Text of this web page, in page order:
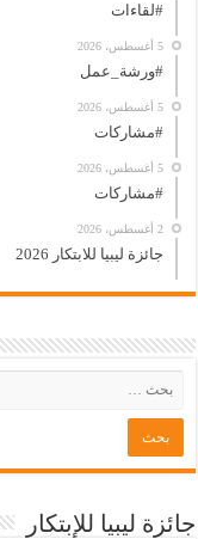
#لقاءات
5 أغسطس، 2026
#ورشة_عمل
5 أغسطس، 2026
#مشاركات
5 أغسطس، 2026
#مشاركات
2 أغسطس، 2026
جائزة ليبيا للابتكار 2026
جائزة ليبيا للإبتكار